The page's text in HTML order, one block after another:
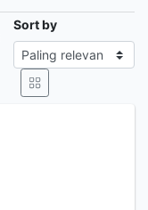
Sort by